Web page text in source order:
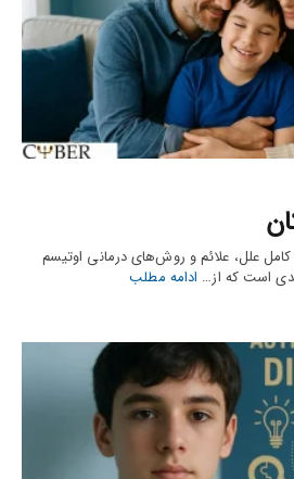
علل، علائم و روش‌های درمانی اوتیسم
است که از… ادامه مطلب